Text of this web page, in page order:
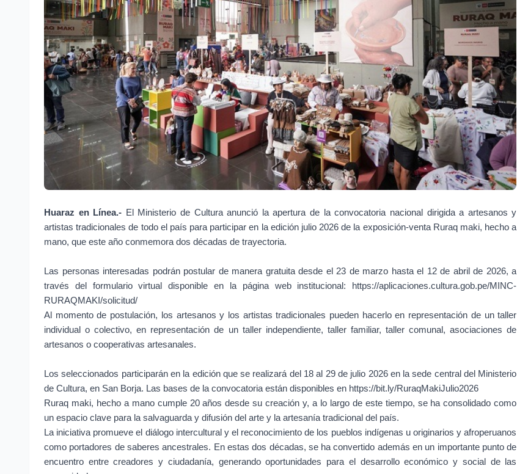
Huaraz en Línea.- El Ministerio de Cultura anunció la apertura de la convocatoria nacional dirigida a artesanos y
artistas tradicionales de todo el país para participar en la edición julio 2026 de la exposición-venta Ruraq maki, hecho a
mano, que este año conmemora dos décadas de trayectoria.
Las personas interesadas podrán postular de manera gratuita desde el 23 de marzo hasta el 12 de abril de 2026, a
través del formulario virtual disponible en la página web institucional: https://aplicaciones.cultura.gob.pe/MINC-
RURAQMAKI/solicitud/
Al momento de postulación, los artesanos y los artistas tradicionales pueden hacerlo en representación de un taller
individual o colectivo, en representación de un taller independiente, taller familiar, taller comunal, asociaciones de
artesanos o cooperativas artesanales.
Los seleccionados participarán en la edición que se realizará del 18 al 29 de julio 2026 en la sede central del Ministerio
de Cultura, en San Borja. Las bases de la convocatoria están disponibles en https://bit.ly/RuraqMakiJulio2026
Ruraq maki, hecho a mano cumple 20 años desde su creación y, a lo largo de este tiempo, se ha consolidado como
un espacio clave para la salvaguarda y difusión del arte y la artesanía tradicional del país.
La iniciativa promueve el diálogo intercultural y el reconocimiento de los pueblos indígenas u originarios y afroperuanos
como portadores de saberes ancestrales. En estas dos décadas, se ha convertido además en un importante punto de
encuentro entre creadores y ciudadanía, generando oportunidades para el desarrollo económico y social de las